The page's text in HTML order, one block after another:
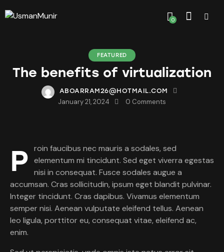
0
FEATURED
The benefits of virtualization
ABOARRAM26@HOTMAIL.COM
January 21, 2024 0 Comments
Proin faucibus nec mauris a sodales, sed elementum mi tincidunt. Sed eget viverra egestas
nisi in consequat. Fusce sodales augue a
accumsan. Cras sollicitudin, ipsum eget blandit pulvinar.
Integer tincidunt. Cras dapibus. Vivamus elementum
semper nisi. Aenean vulputate eleifend tellus. Aenean
leo ligula, porttitor eu, consequat vitae, eleifend ac,
enim.